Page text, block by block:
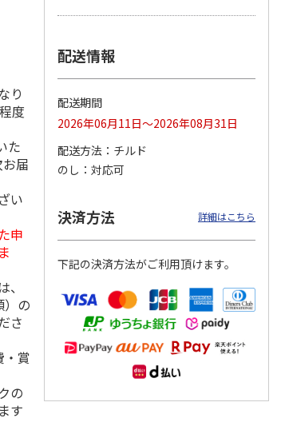
元＞博多ふく
（1）
込)
【冷凍】北海道産い
くら醤油漬け 100ｇ
（鮭工房・サーモ
2,150円
福さ屋 辛子明太子
（切れバラ子）・た
らこ（切れ子）
2,590円
(送料・税込)
り
度
た
届
い
申
）の
さ
・賞
の
す
配送情報
配送期間
2026年06月11日～2026年08月31日
配送方法
チルド
のし
対応可
決済方法 詳細はこちら
下記の決済方法がご利用頂けます。